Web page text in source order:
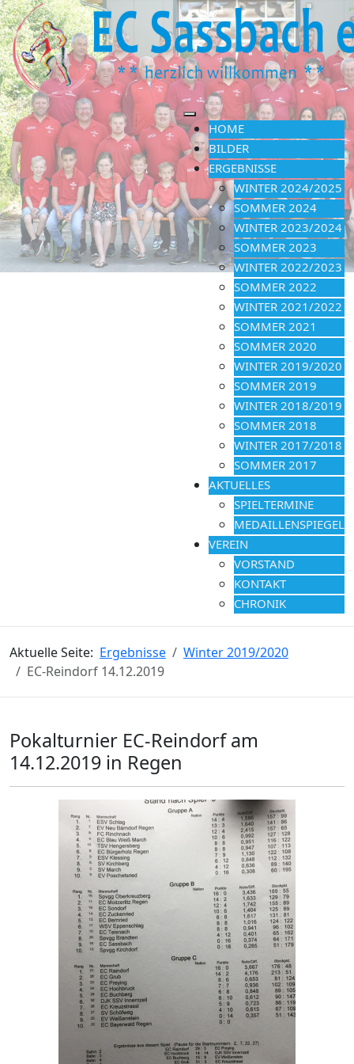
HOME
BILDER
ERGEBNISSE
WINTER 2024/2025
SOMMER 2024
WINTER 2023/2024
SOMMER 2023
WINTER 2022/2023
SOMMER 2022
WINTER 2021/2022
SOMMER 2021
SOMMER 2020
WINTER 2019/2020
SOMMER 2019
WINTER 2018/2019
SOMMER 2018
WINTER 2017/2018
SOMMER 2017
AKTUELLES
SPIELTERMINE
MEDAILLENSPIEGEL
VEREIN
VORSTAND
KONTAKT
CHRONIK
Aktuelle Seite: Ergebnisse
Winter 2019/2020
EC-Reindorf 14.12.2019
Pokalturnier EC-Reindorf am
14.12.2019 in Regen